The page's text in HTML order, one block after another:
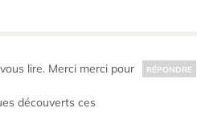
lire. Merci merci pour
découverts ces
RÉPONDRE